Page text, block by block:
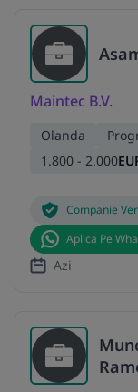
Maintec B.V.
Olanda
1.800 - 2.000
Companie
Aplica Pe
Azi